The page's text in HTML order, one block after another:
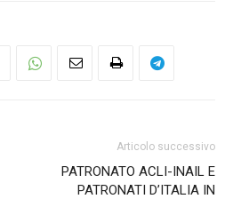
Articolo successivo
PATRONATO ACLI-INAIL E
PATRONATI D’ITALIA IN